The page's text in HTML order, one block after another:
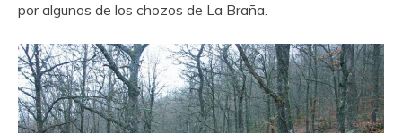
por algunos de los chozos de La Braña.